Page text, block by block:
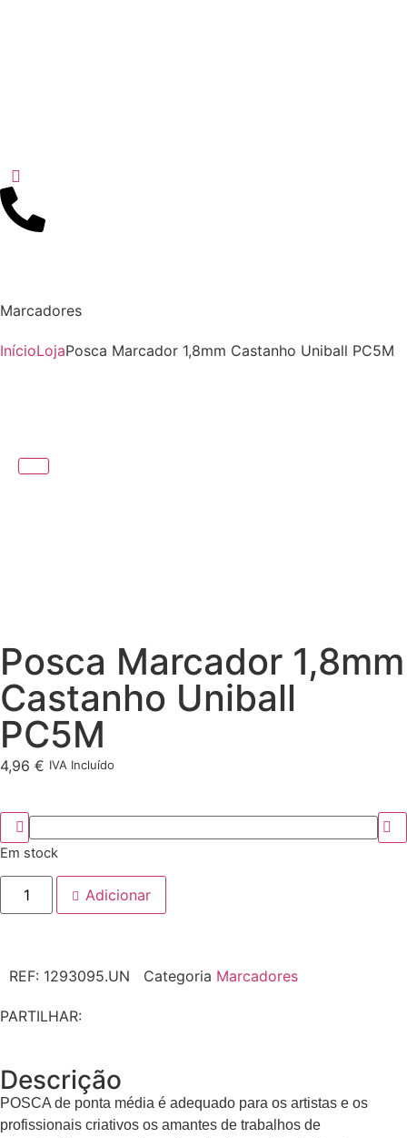
Marcadores
InícioLojaPosca Marcador 1,8mm Castanho Uniball PC5M
Posca Marcador 1,8mm
Castanho Uniball
PC5M
4,96 € IVA Incluído
Em stock
Adicionar
REF: 1293095.UN Categoria Marcadores
PARTILHAR:
Descrição
POSCA de ponta média é adequado para os artistas e os
profissionais criativos os amantes de trabalhos de